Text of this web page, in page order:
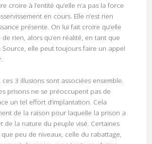
croire à l’entité qu’elle n’a pas la force
en cours. Elle n’est rien
présente. On lui fait croire qu’elle
de rien, alors qu’en réalité, en tant que
Source, elle peut toujours faire un appel
ces 3 illusions sont associées ensemble.
prisons ne se préoccupent pas de
un tel effort d’implantation. Cela
de la raison pour laquelle la prison a
de la nature du peuple visé. Certaines
que peu de niveaux, celle du rabattage,